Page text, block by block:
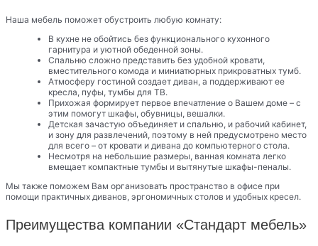
Наша мебель поможет обустроить любую комнату:
В кухне не обойтись без функционального кухонного
гарнитура и уютной обеденной зоны.
Спальню сложно представить без удобной кровати,
вместительного комода и миниатюрных прикроватных тумб.
Атмосферу гостиной создает диван, а поддерживают ее
кресла, пуфы, тумбы для ТВ.
Прихожая формирует первое впечатление о Вашем доме – с
этим помогут шкафы, обувницы, вешалки.
Детская зачастую объединяет и спальню, и рабочий кабинет,
и зону для развлечений, поэтому в ней предусмотрено место
для всего – от кровати и дивана до компьютерного стола.
Несмотря на небольшие размеры, ванная комната легко
вмещает компактные тумбы и вытянутые шкафы-пеналы.
Мы также поможем Вам организовать пространство в офисе при
помощи практичных диванов, эргономичных столов и удобных кресел.
Преимущества компании «Стандарт мебель»